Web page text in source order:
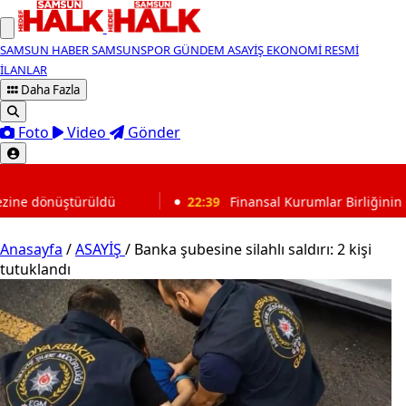
SAMSUN HABERSAMSUNSPORGÜNDEM ASAYİŞ EKONOMİ RESMİ
İLANLAR
Daha Fazla
Foto Video Gönder
22:39 Finansal Kurumlar Birliğinin genel sekreterliğine
Anasayfa /ASAYİŞ / Banka şubesine silahlı saldırı: 2 kişi
tutuklandı